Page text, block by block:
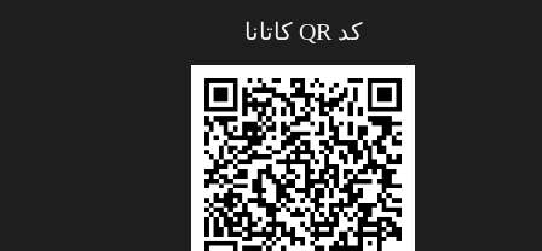
کد QR کاتانا